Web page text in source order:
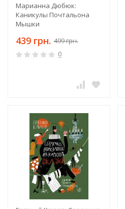
Марианна Дюбюк:
Каникулы Почтальона
Мышки
439 грн. 499 грн.
0